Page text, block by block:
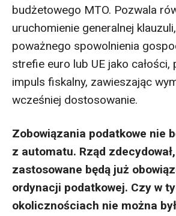
budżetowego MTO. Pozwala
uruchomienie generalnej
poważnego spowolnienia
strefie euro lub UE jako całości,
impuls fiskalny, zawieszając
wcześniej dostosowanie.
Zobowiązania podatkowe nie
z automatu. Rząd
zastosowane będą już
ordynacji podatkowej. Czy w
okolicznościach nie można